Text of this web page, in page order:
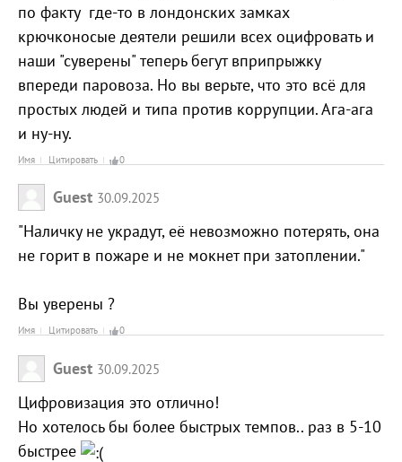
по факту где-то в лондонских замках
крючконосые деятели решили всех оцифровать и
наши "суверены" теперь бегут вприпрыжку
впереди паровоза. Но вы верьте, что это всё для
простых людей и типа против коррупции. Ага-ага
и ну-ну.
Имя Цитировать 0
Guest 30.09.2025
"Наличку не украдут, её невозможно потерять, она
не горит в пожаре и не мокнет при затоплении."
Вы уверены ?
Имя Цитировать 0
Guest 30.09.2025
Цифровизация это отлично!
Но хотелось бы более быстрых темпов.. раз в 5-10
быстрее